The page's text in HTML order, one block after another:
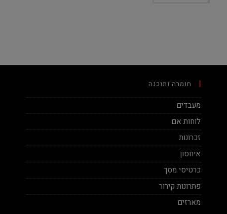
חומרה ותוכנה
מעבדים
לוחות אם
זכרונות
איחסון
כרטיסי מסך
פתרונות קירור
מארזים